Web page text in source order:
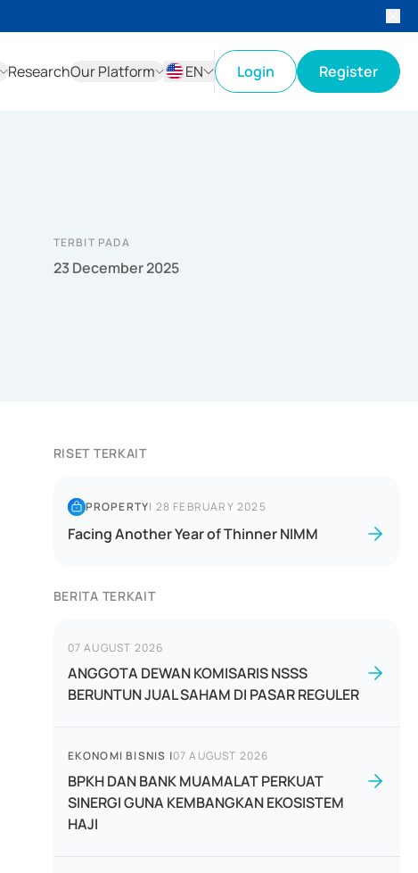
ResearchOur Platform
EN
Login Register
TERBIT PADA
23 December 2025
RISET TERKAIT
PROPERTY| 28 FEBRUARY 2025
Facing Another Year of Thinner NIMM
BERITA TERKAIT
07 AUGUST 2026
ANGGOTA DEWAN KOMISARIS NSSS
BERUNTUN JUAL SAHAM DI PASAR REGULER
EKONOMI BISNIS |07 AUGUST 2026
BPKH DAN BANK MUAMALAT PERKUAT
SINERGI GUNA KEMBANGKAN EKOSISTEM
HAJI